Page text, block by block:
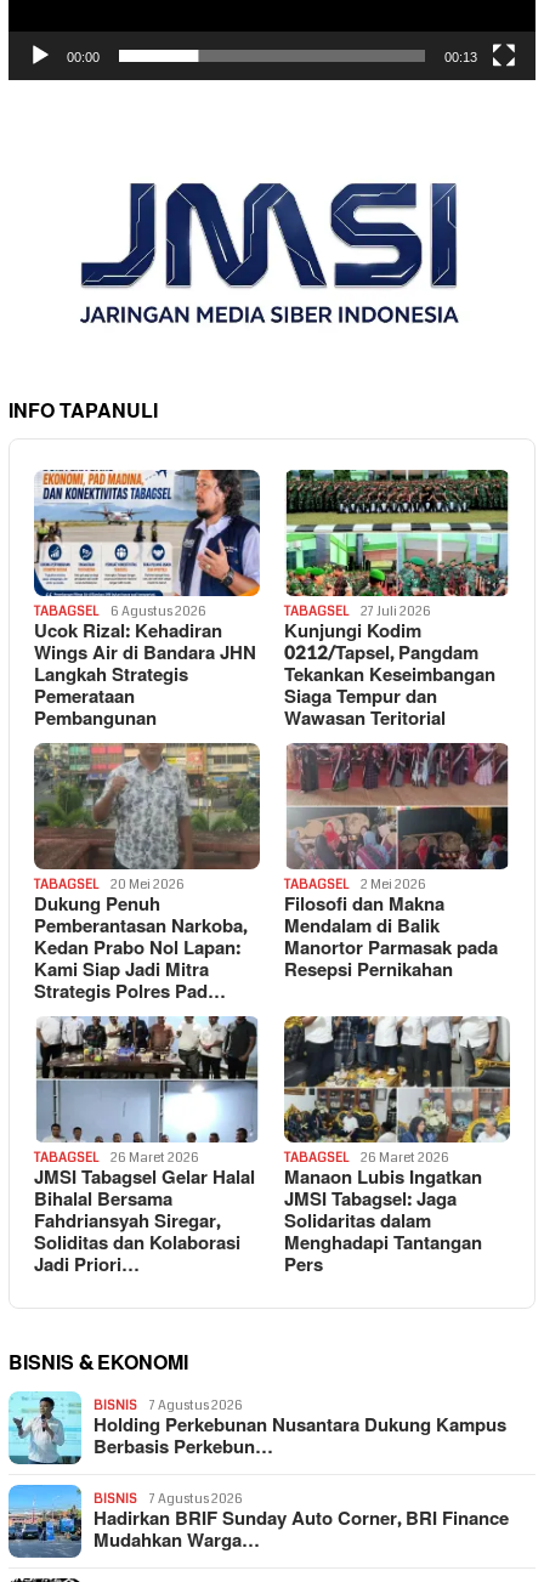
00:00 00:13
INFO TAPANULI
TABAGSEL 6 Agustus 2026
Ucok Rizal: Kehadiran
Wings Air di Bandara JHN
Langkah Strategis
Pemerataan
Pembangunan
TABAGSEL 27 Juli 2026
Kunjungi Kodim
0212/Tapsel, Pangdam
Tekankan Keseimbangan
Siaga Tempur dan
Wawasan Teritorial
TABAGSEL 20 Mei 2026
Dukung Penuh
Pemberantasan Narkoba,
Kedan Prabo Nol Lapan:
Kami Siap Jadi Mitra
Strategis Polres Pad…
TABAGSEL 2 Mei 2026
Filosofi dan Makna
Mendalam di Balik
Manortor Parmasak pada
Resepsi Pernikahan
TABAGSEL 26 Maret 2026
JMSI Tabagsel Gelar Halal
Bihalal Bersama
Fahdriansyah Siregar,
Soliditas dan Kolaborasi
Jadi Priori…
TABAGSEL 26 Maret 2026
Manaon Lubis Ingatkan
JMSI Tabagsel: Jaga
Solidaritas dalam
Menghadapi Tantangan
Pers
BISNIS & EKONOMI
BISNIS 7 Agustus 2026
Holding Perkebunan Nusantara Dukung Kampus
Berbasis Perkebun…
BISNIS 7 Agustus 2026
Hadirkan BRIF Sunday Auto Corner, BRI Finance
Mudahkan Warga…